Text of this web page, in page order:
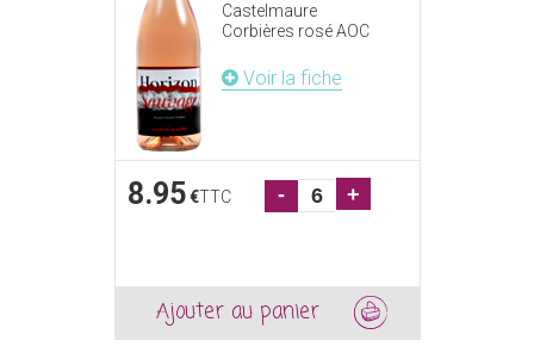
Castelmaure
Corbières rosé AOC
Voir la fiche
8.95 €TTC - +
Ajouter au panier